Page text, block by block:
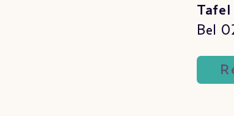
Tafel
Bel